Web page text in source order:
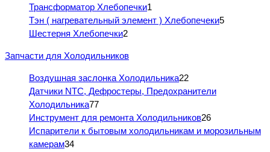
Трансформатор Хлебопечки1
Тэн ( нагревательный элемент ) Хлебопечеки5
Шестерня Хлебопечки2
Запчасти для Холодильников
Воздушная заслонка Холодильника22
Датчики NTC, Дефростеры, Предохранители
Холодильника77
Инструмент для ремонта Холодильников26
Испарители к бытовым холодильникам и морозильным
камерам34